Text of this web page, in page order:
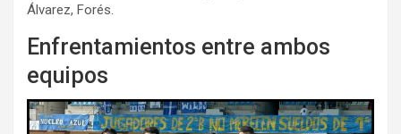
Álvarez, Forés.
Enfrentamientos entre ambos
equipos